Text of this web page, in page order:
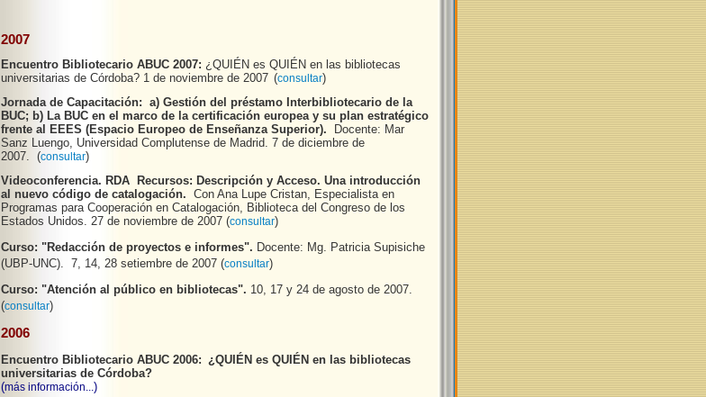
2007
Encuentro Bibliotecario ABUC 2007: ¿QUIÉN es QUIÉN en las bibliotecas
universitarias de Córdoba? 1 de noviembre de 2007 (consultar)
Jornada de Capacitación: a) Gestión del préstamo Interbibliotecario de la
BUC; b) La BUC en el marco de la certificación europea y su plan estratégico
frente al EEES (Espacio Europeo de Enseñanza Superior).
Docente: Mar
Sanz Luengo, Universidad Complutense de Madrid. 7 de diciembre de
2007. (consultar)
Videoconferencia. RDA Recursos: Descripción y Acceso. Una introducción
al nuevo código de catalogación. Con Ana Lupe Cristan, Especialista en
Programas para Cooperación en Catalogación, Biblioteca del Congreso de los
Estados Unidos. 27 de noviembre de 2007 (consultar)
Curso: "Redacción de proyectos e informes". Docente: Mg. Patricia Supisiche
(UBP-UNC). 7, 14, 28 setiembre de 2007 (consultar)
Curso: "Atención al público en bibliotecas". 10, 17 y 24 de agosto de 2007.
(consultar)
2006
Encuentro Bibliotecario ABUC 2006: ¿QUIÉN es QUIÉN en las bibliotecas
universitarias de Córdoba?
(más información...)